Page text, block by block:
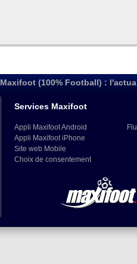
Maxifoot (100% Football) :
Services Maxifoot
Appli Maxifoot Android
Appli Maxifoot iPhone
Site web Mobile
Choix de consentement